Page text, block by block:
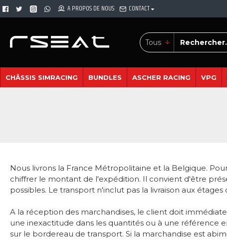
A PROPOS DE NOUS CONTACT
Tous
CHÂSSIS SIMRACING BUNDLES ASCHER RACING VPG
Nous livrons la France Métropolitaine et la Belgique.
chiffrer le montant de l'expédition. Il convient d'être
possibles. Le transport n'inclut pas la livraison aux
A la réception des marchandises, le client doit
une inexactitude dans les quantités ou à une
sur le bordereau de transport. Si la marchandise est